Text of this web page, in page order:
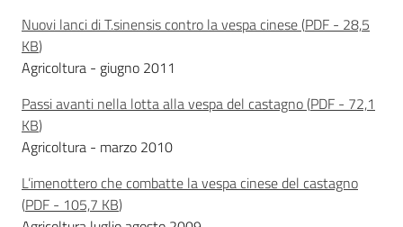
Newsletter
Seguici
su
Nuovi lanci di T.sinensis contro la vespa cinese(PDF - 28,5
KB)
Agricoltura - giugno 2011
Passi avanti nella lotta alla vespa del castagno(PDF - 72,1
KB)
Agricoltura - marzo 2010
L’imenottero che combatte la vespa cinese del castagno
(PDF - 105,7 KB)